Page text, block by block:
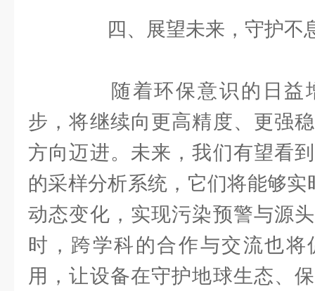
四、展望未来，守护不
随着环保意识的日益
步，将继续向更高精度、更强
方向迈进。未来，我们有望看
的采样分析系统，它们将能够
动态变化，实现污染预警与源
时，跨学科的合作与交流也
用，让设备在守护地球生态、